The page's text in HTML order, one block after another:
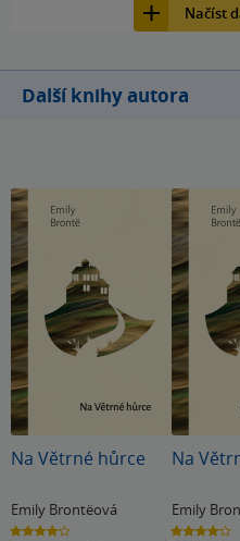
Načíst
Další knihy autora
Na Větrné hůrce
Emily Brontëová
4.2
Na
Emily
4.2